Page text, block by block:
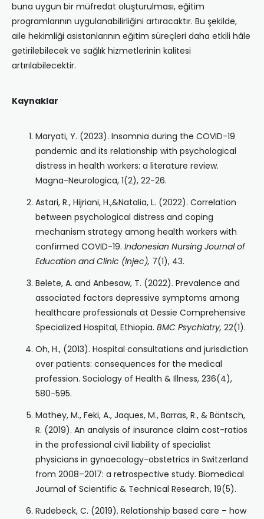
buna uygun bir müfredat oluşturulması, eğitim
programlarının uygulanabilirliğini artıracaktır. Bu şekilde,
aile hekimliği asistanlarının eğitim süreçleri daha etkili hâle
getirilebilecek ve sağlık hizmetlerinin kalitesi
artırılabilecektir.
Kaynaklar
Maryati, Y. (2023). Insomnia during the COVID-19
pandemic and its relationship with psychological
distress in health workers: a literature review.
Magna-Neurologica, 1(2), 22-26.
Astari, R., Hijriani, H.,&Natalia, L. (2022). Correlation
between psychological distress and coping
mechanism strategy among health workers with
confirmed COVID-19. Indonesian Nursing Journal of
Education and Clinic (Injec), 7(1), 43.
Belete, A. and Anbesaw, T. (2022). Prevalence and
associated factors depressive symptoms among
healthcare professionals at Dessie Comprehensive
Specialized Hospital, Ethiopia. BMC Psychiatry, 22(1).
Oh, H., (2013). Hospital consultations and jurisdiction
over patients: consequences for the medical
profession. Sociology of Health & Illness, 236(4),
580-595.
Mathey, M., Feki, A., Jaques, M., Barras, R., & Bäntsch,
R. (2019). An analysis of insurance claim cost-ratios
in the professional civil liability of specialist
physicians in gynaecology-obstetrics in Switzerland
from 2008–2017: a retrospective study. Biomedical
Journal of Scientific & Technical Research, 19(5).
Rudebeck, C. (2019). Relationship based care – how